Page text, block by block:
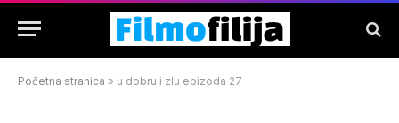
Početna stranica » u dobru i zlu epizoda 27